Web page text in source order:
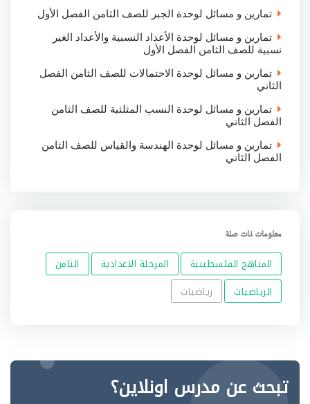
تمارين و مسائل لوحدة الجبر للصف الثامن الفصل الأول
تمارين و مسائل لوحدة الأعداد النسبية والأعداد الغير
نسبية للصف الثامن الفصل الأول
تمارين و مسائل لوحدة الاحتمالات للصف الثامن الفصل
الثاني
تمارين و مسائل لوحدة النسب المثلثية للصف الثامن
الفصل الثاني
تمارين و مسائل لوحدة الهندسة والقياس للصف الثامن
الفصل الثاني
معلومات ذات صلة
المناهج الفلسطينية المرحلة الاعدادية
الثامن
الرياضيات
رياضيات
تبحث عن مدرس اونلاين؟